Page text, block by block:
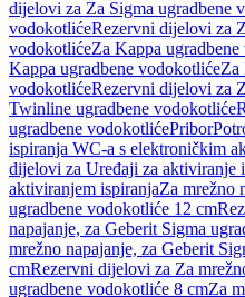
dijelovi za Za Sigma ugradbene
vodokotlićeRezervni dijelovi za
vodokotlićeZa Kappa
Kappa ugradbene vodokotlićeZa
vodokotlićeRezervni dijelovi za
Twinline ugradbene vodokotliće
ugradbene vodokotlićePribor
ispiranja WC-a s elektroničkim
dijelovi za Uređaji za aktiviranje
aktiviranjem ispiranjaZa mrežno
ugradbene vodokotliće 12 cm
napajanje, za Geberit Sigma
mrežno napajanje, za Geberit
cmRezervni dijelovi za Za
ugradbene vodokotliće 8 cmZa